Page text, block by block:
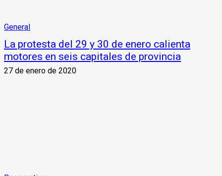
General
La protesta del 29 y 30 de enero calienta
motores en seis capitales de provincia
27 de enero de 2020